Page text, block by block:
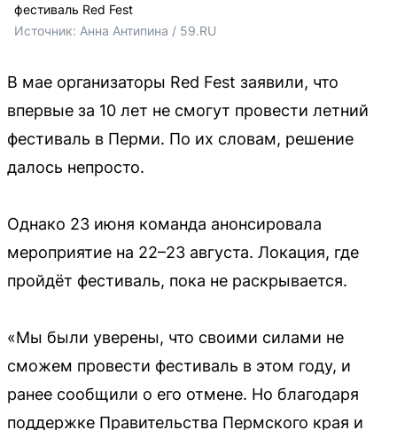
фестиваль Red Fest
Источник: Анна Антипина / 59.RU
В мае организаторы Red Fest заявили, что
впервые за 10 лет не смогут провести летний
фестиваль в Перми. По их словам, решение
далось непросто.
Однако 23 июня команда анонсировала
мероприятие на 22–23 августа. Локация, где
пройдёт фестиваль, пока не раскрывается.
«Мы были уверены, что своими силами не
сможем провести фестиваль в этом году, и
ранее сообщили о его отмене. Но благодаря
поддержке Правительства Пермского края и